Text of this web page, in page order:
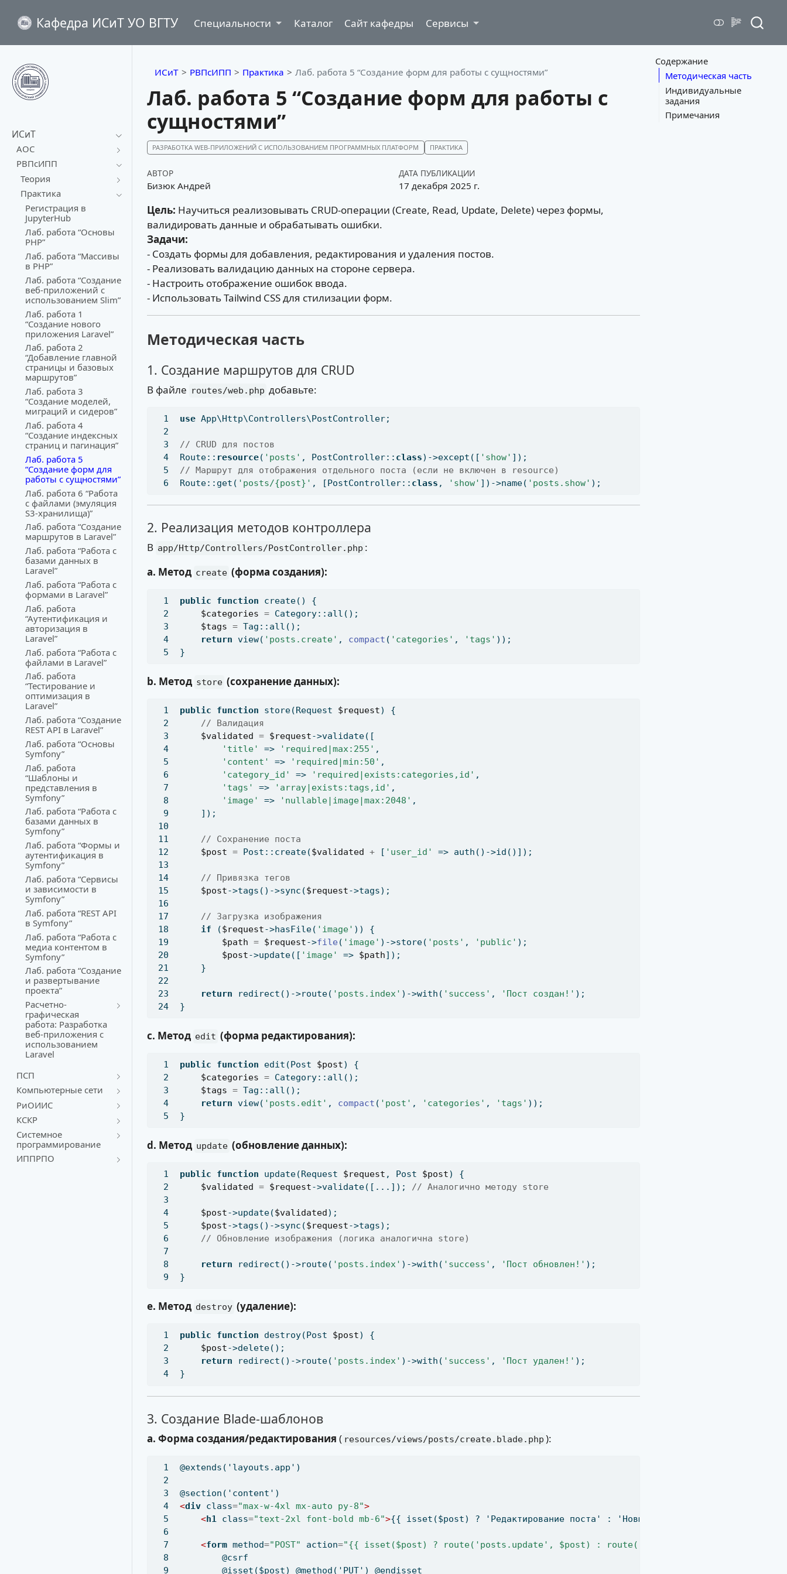
Кафедра ИСиТ УО ВГТУ Специальности Каталог Сайт кафедры Сервисы
ИСиТ
АОС
РВПсИПП
Теория
Практика
Регистрация в
JupyterHub
Лаб. работа “Основы
PHP”
Лаб. работа “Массивы
в PHP”
Лаб. работа “Создание
веб-приложений с
использованием Slim”
Лаб. работа 1
“Создание нового
приложения Laravel”
Лаб. работа 2
“Добавление главной
страницы и базовых
маршрутов”
Лаб. работа 3
“Создание моделей,
миграций и сидеров”
Лаб. работа 4
“Создание индексных
страниц и пагинация”
Лаб. работа 5
“Создание форм для
работы с сущностями”
Лаб. работа 6 “Работа
с файлами (эмуляция
S3-хранилища)”
Лаб. работа “Создание
маршрутов в Laravel”
Лаб. работа “Работа с
базами данных в
Laravel”
Лаб. работа “Работа с
формами в Laravel”
Лаб. работа
“Аутентификация и
авторизация в
Laravel”
Лаб. работа “Работа с
файлами в Laravel”
Лаб. работа
“Тестирование и
оптимизация в
Laravel”
Лаб. работа “Создание
REST API в Laravel”
Лаб. работа “Основы
Symfony”
Лаб. работа
“Шаблоны и
представления в
Symfony”
Лаб. работа “Работа с
базами данных в
Symfony”
Лаб. работа “Формы и
аутентификация в
Symfony”
Лаб. работа “Сервисы
и зависимости в
Symfony”
Лаб. работа “REST API
в Symfony”
Лаб. работа “Работа с
медиа контентом в
Symfony”
Лаб. работа “Создание
и развертывание
проекта”
Расчетно-
графическая
работа: Разработка
веб-приложения с
использованием
Laravel
ПСП
Компьютерные сети
РиОИИС
КСКР
Системное
программирование
ИППРПО
Содержание
Методическая часть
Индивидуальные
задания
Примечания
ИСиТ РВПсИПП Практика Лаб. работа 5 “Создание форм для работы с сущностями”
Лаб. работа 5 “Создание форм для работы с
сущностями”
РАЗРАБОТКА WEB-ПРИЛОЖЕНИЙ С ИСПОЛЬЗОВАНИЕМ ПРОГРАММНЫХ ПЛАТФОРМ ПРАКТИКА
АВТОР
Бизюк Андрей
ДАТА ПУБЛИКАЦИИ
17 декабря 2025 г.
Цель: Научиться реализовывать CRUD-операции (Create, Read, Update, Delete) через формы,
валидировать данные и обрабатывать ошибки.
Задачи:
- Создать формы для добавления, редактирования и удаления постов.
- Реализовать валидацию данных на стороне сервера.
- Настроить отображение ошибок ввода.
- Использовать Tailwind CSS для стилизации форм.
Методическая часть
1. Создание маршрутов для CRUD
В файле routes/web.php добавьте:
use App\Http\Controllers\PostController;
// CRUD для постов
Route:: resource( 'posts' , PostController:: class)->except([ 'show' ]) ;
// Маршрут для отображения отдельного поста (если не включен в resource)
Route::get( 'posts/{post}' , [PostController:: class , 'show' ])->name( 'posts.show' ) ;
2. Реализация методов контроллера
В app/Http/Controllers/PostController.php :
a. Метод create (форма создания):
public function create() {
$categories = Category::all() ;
$tags = Tag::all() ;
return view( 'posts.create' , compact ( 'categories' , 'tags' )) ;
}
b. Метод store (сохранение данных):
public function store(Request $request) {
// Валидация
$validated = $request->validate([
'title'
=> 'required|max:255' ,
'content'
=> 'required|min:50' ,
'category_id'
=> 'required|exists:categories,id' ,
'tags'
=> 'array|exists:tags,id' ,
'image'
=> 'nullable|image|max:2048' ,
    ])
;
// Сохранение поста
$post = Post::create($validated + [ 'user_id' => auth()->id()]) ;
// Привязка тегов
$post->tags()->sync($request->tags) ;
// Загрузка изображения
if ($request->hasFile( 'image' )) {
$path = $request->file ( 'image' )->store( 'posts' , 'public' ) ;
$post->update([ 'image' => $path]) ;
    }
return redirect()->route( 'posts.index' )->with( 'success' , 'Пост создан!' ) ;
}
c. Метод edit (форма редактирования):
public function edit(Post $post) {
$categories = Category::all() ;
$tags = Tag::all() ;
return view( 'posts.edit' , compact ( 'post' , 'categories' , 'tags' )) ;
}
d. Метод update (обновление данных):
public function update(Request $request , Post $post) {
$validated
= $request->validate([...]) ; // Аналогично методу store
$post->update($validated ) ;
$post->tags()->sync($request->tags) ;
// Обновление изображения (логика аналогична store)
return redirect()->route( 'posts.index' )->with( 'success' , 'Пост обновлен!' ) ;
}
e. Метод destroy (удаление):
public function destroy(Post $post) {
$post->delete() ;
return redirect()->route( 'posts.index' )->with( 'success' , 'Пост удален!' ) ;
}
3. Создание Blade-шаблонов
a. Форма создания/редактирования ( resources/views/posts/create.blade.php ):
@extends('layouts.app')
@section('content')
<div class="max-w-4xl mx-auto py-8">
<h1 class="text-2xl font-bold mb-6">{{ isset($post) ? 'Редактирование поста' : 'Новый пост' }}
<form method="POST" action="{{ isset($post) ? route('posts.update', $post) : route('posts.store') }}"
        @csrf
        @isset($post) @method('PUT') @endisset